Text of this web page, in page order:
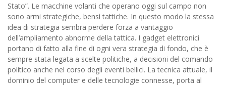
Stato”. Le macchine volanti che operano oggi sul campo non
sono armi strategiche, bensì tattiche. In questo modo la stessa
idea di strategia sembra perdere forza a vantaggio
dell’ampliamento abnorme della tattica. I gadget elettronici
portano di fatto alla fine di ogni vera strategia di fondo, che è
sempre stata legata a scelte politiche, a decisioni del comando
politico anche nel corso degli eventi bellici. La tecnica attuale, il
dominio del computer e delle tecnologie connesse, porta al